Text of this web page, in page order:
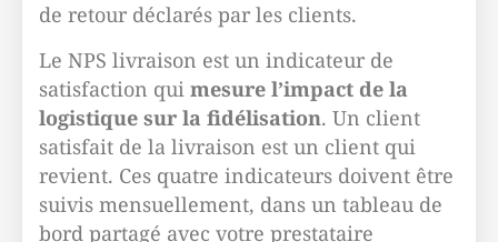
de retour déclarés par les clients.
Le NPS livraison est un indicateur de
satisfaction qui mesure l’impact de la
logistique sur la fidélisation. Un client
satisfait de la livraison est un client qui
revient. Ces quatre indicateurs doivent être
suivis mensuellement, dans un tableau de
bord partagé avec votre prestataire